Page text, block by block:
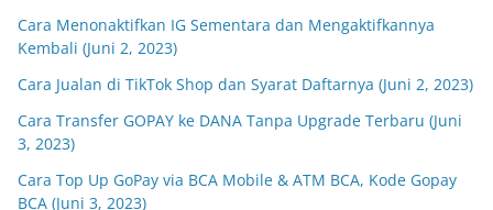
Cara Menonaktifkan IG Sementara dan Mengaktifkannya
Kembali (Juni 2, 2023)
Cara Jualan di TikTok Shop dan Syarat Daftarnya (Juni 2, 2023)
Cara Transfer GOPAY ke DANA Tanpa Upgrade Terbaru (Juni
3, 2023)
Cara Top Up GoPay via BCA Mobile & ATM BCA, Kode Gopay
BCA (Juni 3, 2023)